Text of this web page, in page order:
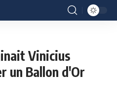
Vinicius
un Ballon d'Or